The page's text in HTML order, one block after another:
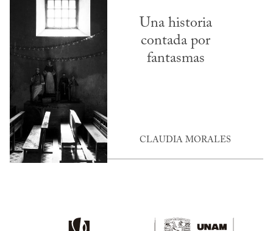
Una historia
contada por
fantasmas
CLAUDIA MORALES